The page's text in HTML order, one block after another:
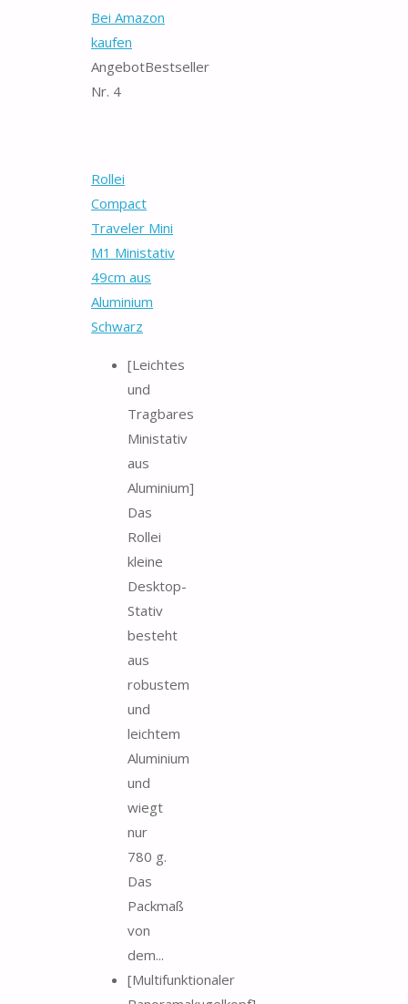
Bei Amazon
kaufen
AngebotBestseller
Nr. 4
Rollei
Compact
Traveler Mini
M1 Ministativ
49cm aus
Aluminium
Schwarz
[Leichtes
und
Tragbares
Ministativ
aus
Aluminium]
Das
Rollei
kleine
Desktop-
Stativ
besteht
aus
robustem
und
leichtem
Aluminium
und
wiegt
nur
780 g.
Das
Packmaß
von
dem...
[Multifunktionaler